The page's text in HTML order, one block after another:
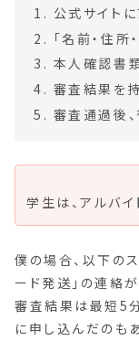
公式サイト
「名前・住
本人確認書
審査結果を
審査通過後
学生は、アルバ
僕の場合、以下の
ード発送」の連絡
審査結果は最短5
に申し込んだのも